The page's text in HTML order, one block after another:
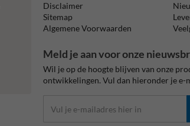
Disclaimer
Sitemap
Algemene Voorwaarden
Meld je aan voor onze
Wil je op de hoogte blijven van onze
ontwikkelingen. Vul dan hieronder je e-